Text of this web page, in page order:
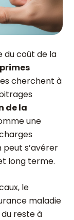
du coût de la
cherchent à
de la
une
s’avérer
long terme.
le
maladie
reste à